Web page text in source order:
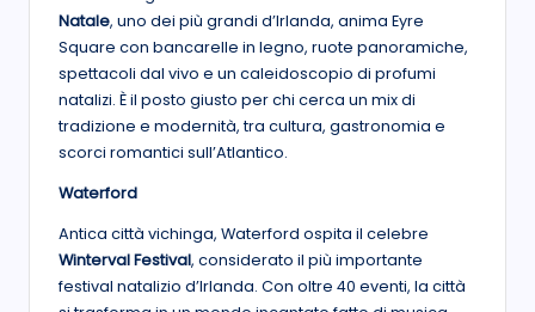
Natale, uno dei più grandi d’Irlanda, anima Eyre
Square con bancarelle in legno, ruote panoramiche,
spettacoli dal vivo e un caleidoscopio di profumi
natalizi. È il posto giusto per chi cerca un mix di
tradizione e modernità, tra cultura, gastronomia e
scorci romantici sull’Atlantico.
Waterford
Antica città vichinga, Waterford ospita il celebre
Winterval Festival, considerato il più importante
festival natalizio d’Irlanda. Con oltre 40 eventi, la città